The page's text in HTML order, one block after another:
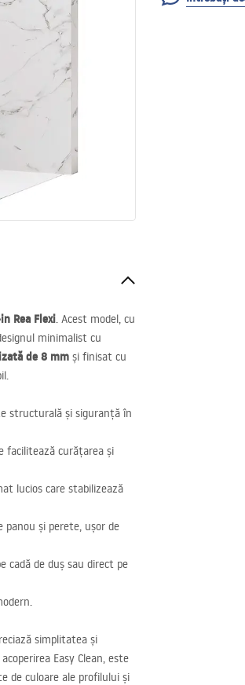
Rea Flexi. Acest model, cu
minimalist cu
de 8 mm și finisat cu
structurală și siguranță în
facilitează curățarea și
lucios care stabilizează
și perete, ușor de
cadă de duș sau direct pe
simplitatea și
Easy Clean, este
de culoare ale profilului și